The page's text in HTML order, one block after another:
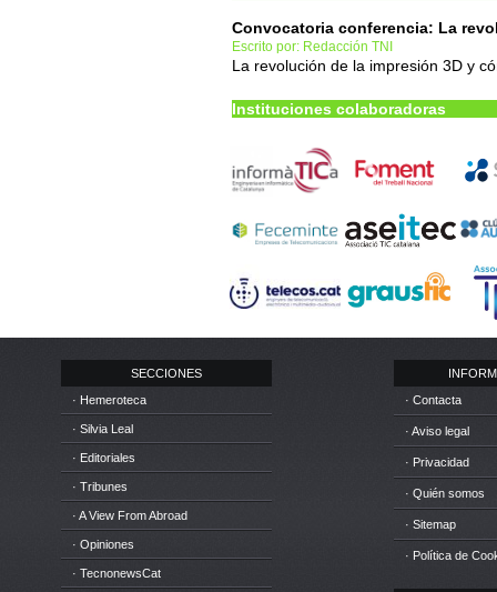
Convocatoria conferencia: La
Escrito por: Redacción TNI
La revolución de la impresión 3D y
Instituciones colaboradoras
SECCIONES
· Hemeroteca
· Silvia Leal
· Editoriales
· Tribunes
· A View From Abroad
· Opiniones
· TecnonewsCat
· Contacta
· Aviso legal
· Privacidad
· Quién somos
· Sitemap
· Política de